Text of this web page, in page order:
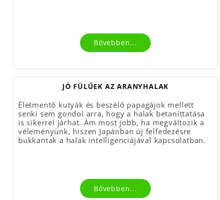
Bővebben...
JÓ FÜLŰEK AZ ARANYHALAK
Életmentő kutyák és beszélő papagájok mellett
senki sem gondol arra, hogy a halak betaníttatása
is sikerrel járhat. Ám most jobb, ha megváltozik a
véleményünk, hiszen Japánban új felfedezésre
bukkantak a halak intelligenciájával kapcsolatban.
Bővebben...